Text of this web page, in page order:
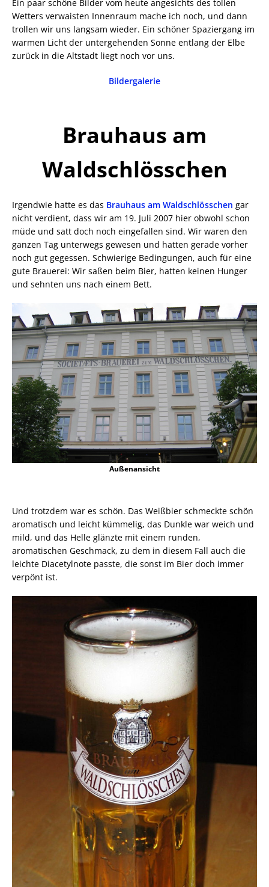
Ein paar schöne Bilder vom heute angesichts des tollen
Wetters verwaisten Innenraum mache ich noch, und dann
trollen wir uns langsam wieder. Ein schöner Spaziergang im
warmen Licht der untergehenden Sonne entlang der Elbe
zurück in die Altstadt liegt noch vor uns.
Bildergalerie
Brauhaus am
Waldschlösschen
Irgendwie hatte es das Brauhaus am Waldschlösschen gar
nicht verdient, dass wir am 19. Juli 2007 hier obwohl schon
müde und satt doch noch eingefallen sind. Wir waren den
ganzen Tag unterwegs gewesen und hatten gerade vorher
noch gut gegessen. Schwierige Bedingungen, auch für eine
gute Brauerei: Wir saßen beim Bier, hatten keinen Hunger
und sehnten uns nach einem Bett.
Außenansicht
Und trotzdem war es schön. Das Weißbier schmeckte schön
aromatisch und leicht kümmelig, das Dunkle war weich und
mild, und das Helle glänzte mit einem runden,
aromatischen Geschmack, zu dem in diesem Fall auch die
leichte Diacetylnote passte, die sonst im Bier doch immer
verpönt ist.